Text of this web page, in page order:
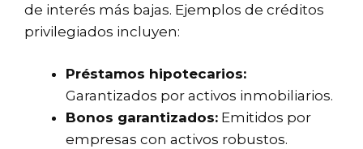
de interés más bajas. Ejemplos de créditos
privilegiados incluyen:
Préstamos hipotecarios:
Garantizados por activos inmobiliarios.
Bonos garantizados: Emitidos por
empresas con activos robustos.